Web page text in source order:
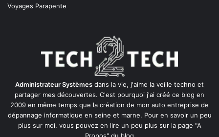
Voyages Parapente
Administrateur Systèmes dans la vie, j'aime la veille techno et
partager mes découvertes. C'est pourquoi j'ai créé ce blog en
2009 en même temps que la création de mon auto entreprise de
dépannage informatique en seine et marne. Pour en savoir un peu
plus sur moi, vous pouvez en lire un peu plus sur la page "A